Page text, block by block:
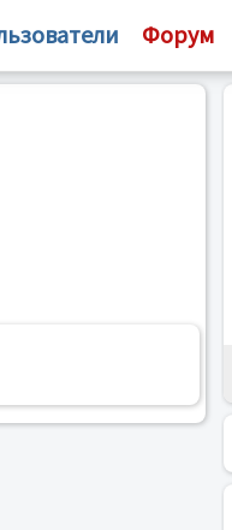
Форум